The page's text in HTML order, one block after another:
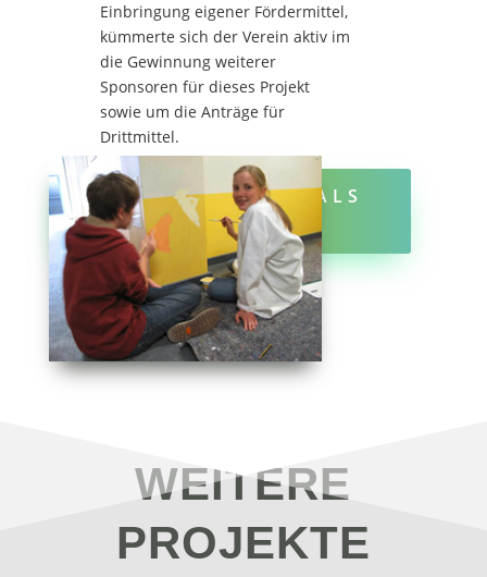
Einbringung eigener Fördermittel,
kümmerte sich der Verein aktiv im
die Gewinnung weiterer
Sponsoren für dieses Projekt
sowie um die Anträge für
Drittmittel.
DOKUMENTATION ALS
PDF
WEITERE
PROJEKTE